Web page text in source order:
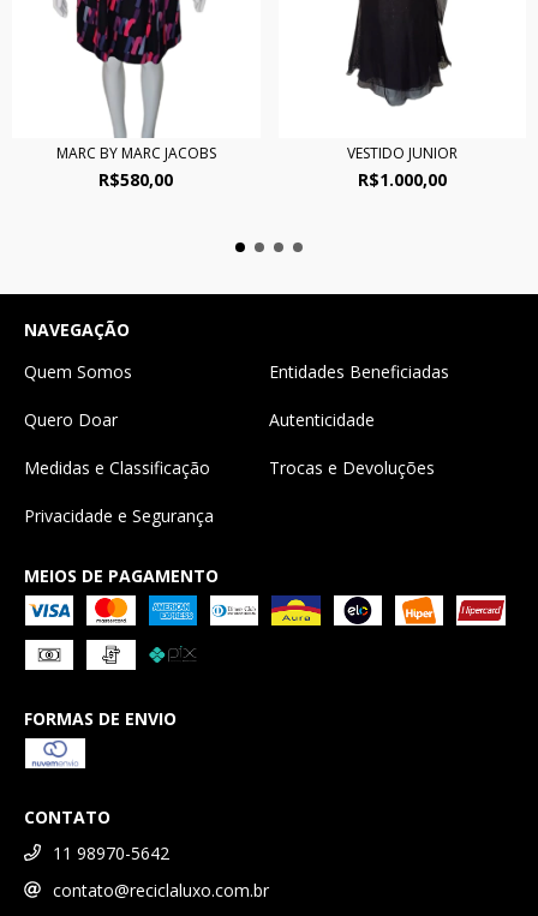
MARC BY MARC JACOBS
R$580,00
VESTIDO JUNIOR
R$1.000,00
NAVEGAÇÃO
Quem Somos
Entidades Beneficiadas
Quero Doar Autenticidade
Medidas e Classificação Trocas e Devoluções
Privacidade e Segurança
MEIOS DE PAGAMENTO
FORMAS DE ENVIO
CONTATO
11 98970-5642
contato@reciclaluxo.com.br